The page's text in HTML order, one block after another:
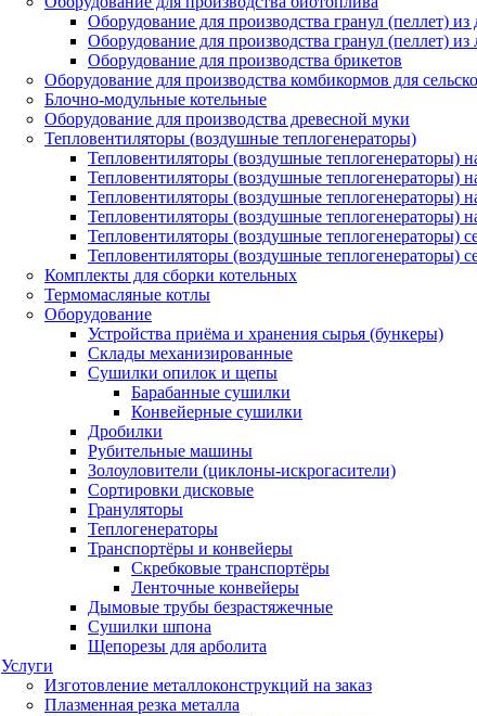
Оборудование для производства гранул (пеллет) из
Оборудование для производства гранул (пеллет) из
Оборудование для производства брикетов
Оборудование для производства комбикормов для
Блочно-модульные котельные
Оборудование для производства древесной муки
Тепловентиляторы (воздушные теплогенераторы)
Тепловентиляторы (воздушные теплогенераторы)
Тепловентиляторы (воздушные теплогенераторы)
Тепловентиляторы (воздушные теплогенераторы)
Тепловентиляторы (воздушные теплогенераторы)
Тепловентиляторы (воздушные теплогенераторы)
Тепловентиляторы (воздушные теплогенераторы)
Комплекты для сборки котельных
Термомасляные котлы
Оборудование
Устройства приёма и хранения сырья (бункеры)
Склады механизированные
Сушилки опилок и щепы
Барабанные сушилки
Конвейерные сушилки
Дробилки
Рубительные машины
Золоуловители (циклоны-искрогасители)
Сортировки дисковые
Грануляторы
Теплогенераторы
Транспортёры и конвейеры
Скребковые транспортёры
Ленточные конвейеры
Дымовые трубы безрастяжечные
Сушилки шпона
Щепорезы для арболита
Услуги
Изготовление металлоконструкций на заказ
Плазменная резка металла